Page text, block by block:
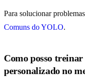
Para solucionar
Comuns do YOLO.
Como posso
personalizado no